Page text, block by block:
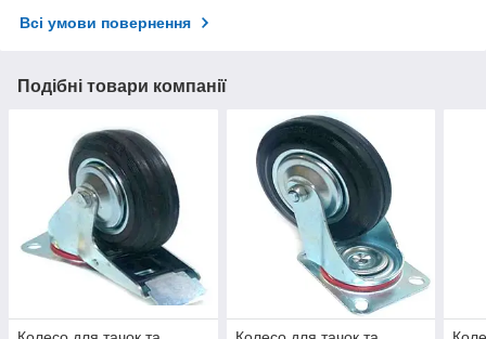
Всі умови повернення
Подібні товари компанії